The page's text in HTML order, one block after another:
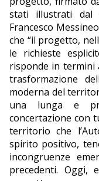
stati illustrati dal
Francesco
che “il progetto,
le richieste
risponde in termini
trasformazione
moderna del
una lunga e
concertazione con
territorio che
spirito positivo,
incongruenze
precedenti. Oggi,